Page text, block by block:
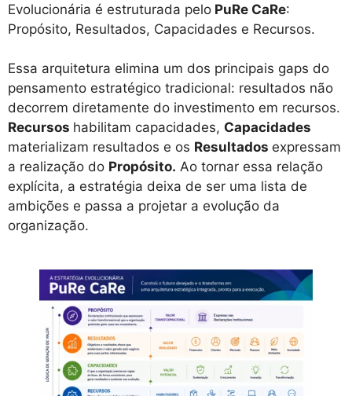
Evolucionária é estruturada pelo PuRe CaRe:
Propósito, Resultados, Capacidades e Recursos.
Essa arquitetura elimina um dos principais gaps do
pensamento estratégico tradicional: resultados não
decorrem diretamente do investimento em recursos.
Recursos habilitam capacidades, Capacidades
materializam resultados e os Resultados expressam
a realização do Propósito. Ao tornar essa relação
explícita, a estratégia deixa de ser uma lista de
ambições e passa a projetar a evolução da
organização.